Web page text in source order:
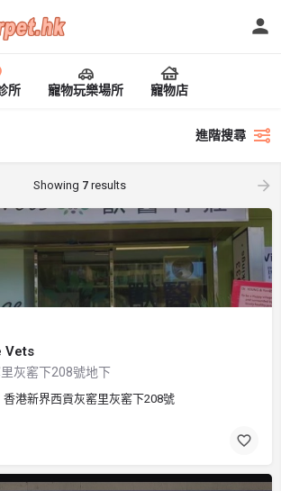
所 寵物玩樂場所 寵物店
進階搜尋
Showing 7results
Vets
灰窰下208號地下
香港新界西貢灰窰里灰窰下208號